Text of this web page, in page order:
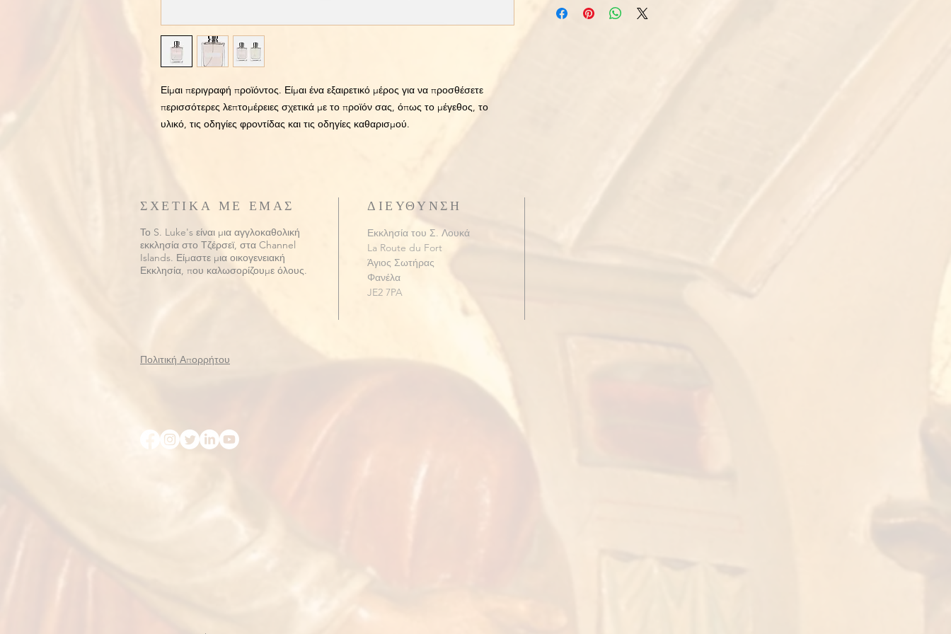
Είμαι περιγραφή προϊόντος. Είμαι ένα εξαιρετικό μέρος για να προσθέσετε
περισσότερες λεπτομέρειες σχετικά με το προϊόν σας, όπως το μέγεθος, το
υλικό, τις οδηγίες φροντίδας και τις οδηγίες καθαρισμού.
ικανοποιημένοι με την αγορά τους. Η απλή πολιτική
επιστροφής χρημάτων ή ανταλλαγής είναι ένας πολύ
να προσθέσετε περισσότερες πληροφορίες σχετικά με τις
ΣΧΕΤΙΚΑ ΜΕ ΕΜΑΣ
Το S. Luke's είναι μια αγγλοκαθολική
εκκλησία στο Τζέρσεϊ, στα Channel
Islands. Είμαστε μια οικογενειακή
Εκκλησία, που καλωσορίζουμε όλους.
Πολιτική Απορρήτου
ΔΙΕΥΘΥΝΣΗ
Εκκλησία του Σ. Λουκά
La Route du Fort
Άγιος Σωτήρας
Φανέλα
JE2 7PA